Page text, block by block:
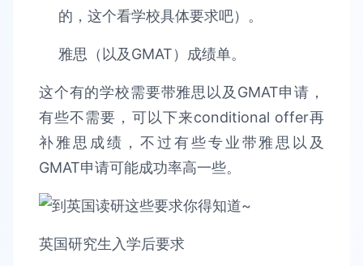
的，这个看学校具体要求吧）。
雅思（以及GMAT）成绩单。
这个有的学校需要带雅思以及GMAT申请，
有些不需要，可以下来conditional offer再
补雅思成绩，不过有些专业带雅思以及
GMAT申请可能成功率高一些。
英国研究生入学后要求